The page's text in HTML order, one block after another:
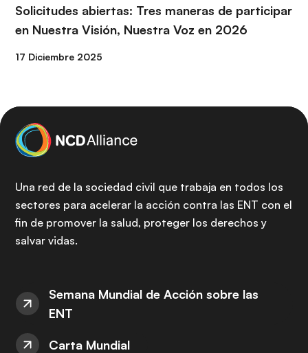
Solicitudes abiertas: Tres maneras de participar
en Nuestra Visión, Nuestra Voz en 2026
17 Diciembre 2025
Una red de la sociedad civil que trabaja en todos los
sectores para acelerar la acción contra las ENT con el
fin de promover la salud, proteger los derechos y
salvar vidas.
Semana Mundial de Acción sobre las
ENT
Carta Mundial